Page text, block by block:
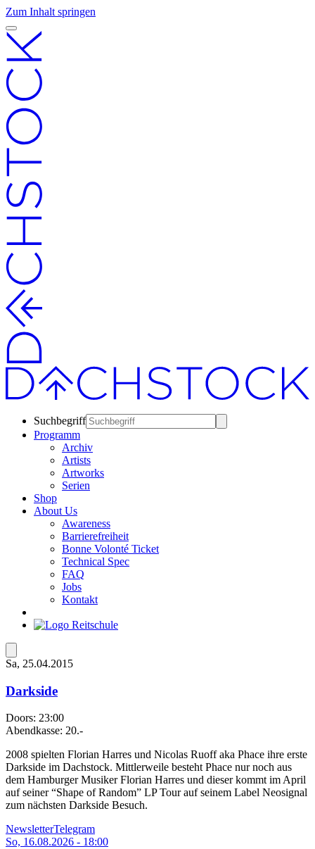
Zum Inhalt springen
Suchbegriff
Programm
Archiv
Artists
Artworks
Serien
Shop
About Us
Awareness
Barrierefreiheit
Bonne Volonté Ticket
Technical Spec
FAQ
Jobs
Kontakt
Sa, 25.04.2015
Darkside
Doors: 23:00
Abendkasse: 20.-
2008 spielten Florian Harres und Nicolas Ruoff aka Phace ihre erste
Darkside im Dachstock. Mittlerweile besteht Phace nur noch aus
dem Hamburger Musiker Florian Harres und dieser kommt im April
auf seiner “Shape of Random” LP Tour auf seinem Label Neosignal
zum nächsten Darkside Besuch.
NewsletterTelegram
So, 16.08.2026 - 18:00